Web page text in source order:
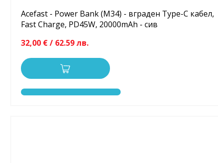
Acefast - Power Bank (M34) - вграден Type-C кабел,
Fast Charge, PD45W, 20000mAh - сив
32,00 € / 62.59 лв.